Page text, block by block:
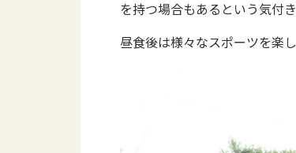
を持つ場合もあるという気付
昼食後は様々なスポーツを楽